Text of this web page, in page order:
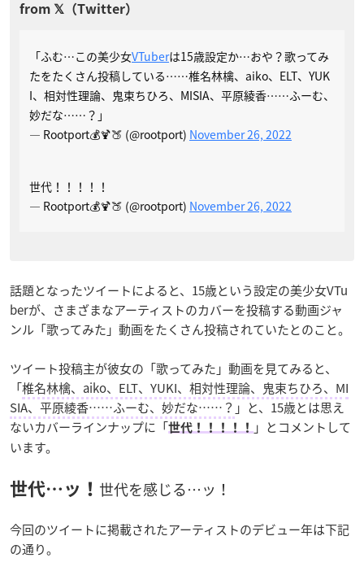
「ふむ…この美少女VTuberは15歳設定か…おや？歌ってみ
たをたくさん投稿している……椎名林檎、aiko、ELT、YUK
I、相対性理論、鬼束ちひろ、MISIA、平原綾香……ふーむ、
妙だな……？」
— Rootport💰🍹🍑 (@rootport) November 26, 2022
世代！！！！！
— Rootport💰🍹🍑 (@rootport) November 26, 2022
話題となったツイートによると、15歳という設定の美少女VTu
berが、さまざまなアーティストのカバーを投稿する動画ジャ
ンル「歌ってみた」動画をたくさん投稿されていたとのこと。
ツイート投稿主が彼女の「歌ってみた」動画を見てみると、
「椎名林檎、aiko、ELT、YUKI、相対性理論、鬼束ちひろ、MI
SIA、平原綾香……ふーむ、妙だな……？ 」と、15歳とは思え
ないカバーラインナップに「世代！！！！！
」とコメントして
います。
世代…ッ！ 世代を感じる…ッ！
今回のツイートに掲載されたアーティストのデビュー年は下記
の通り。